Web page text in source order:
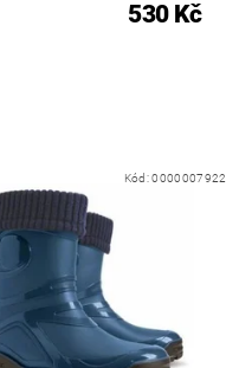
530 Kč
Kód:0000007922